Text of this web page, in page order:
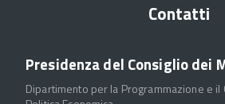
Contatti
Presidenza del Consiglio dei
Dipartimento per la Programmazione e